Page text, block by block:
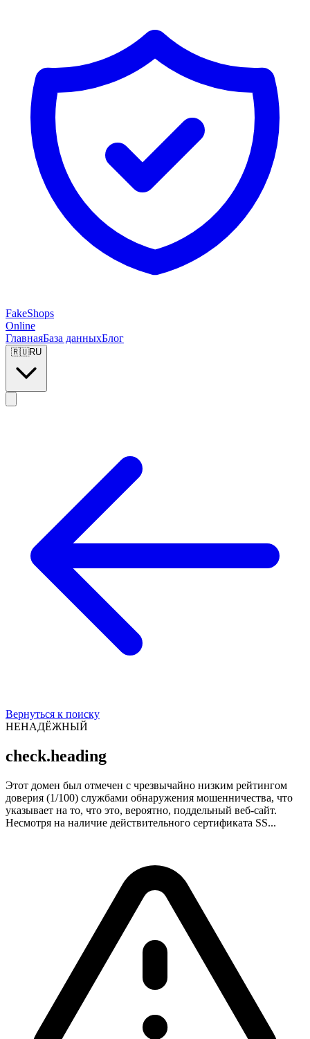
FakeShops
Online
ГлавнаяБаза данныхБлог
🇷🇺RU
Вернуться к поиску
НЕНАДЁЖНЫЙ
check.heading
Этот домен был отмечен с чрезвычайно низким рейтингом
доверия (1/100) службами обнаружения мошенничества, что
указывает на то, что это, вероятно, поддельный веб-сайт.
Несмотря на наличие действительного сертификата SS...